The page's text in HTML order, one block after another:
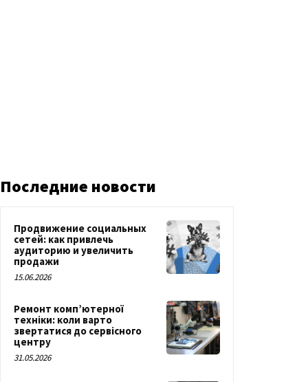
Последние новости
Продвижение социальных
сетей: как привлечь
аудиторию и увеличить
продажи
15.06.2026
Ремонт комп’ютерної
техніки: коли варто
звертатися до сервісного
центру
31.05.2026